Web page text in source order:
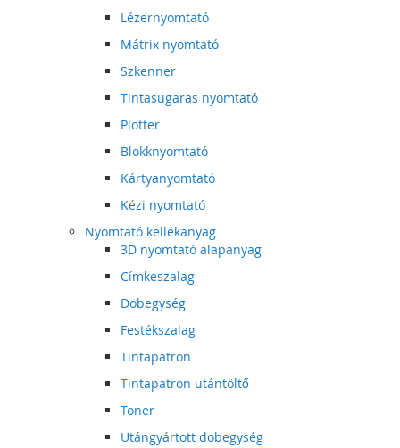
Lézernyomtató
Mátrix nyomtató
Szkenner
Tintasugaras nyomtató
Plotter
Blokknyomtató
Kártyanyomtató
Kézi nyomtató
Nyomtató kellékanyag
3D nyomtató alapanyag
Címkeszalag
Dobegység
Festékszalag
Tintapatron
Tintapatron utántöltő
Toner
Utángyártott dobegység